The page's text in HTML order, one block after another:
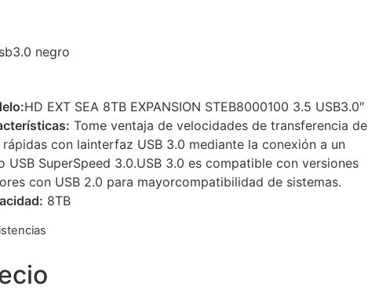
negro
HD EXT SEA 8TB EXPANSION STEB8000100 3.5 USB3.0″
Tome ventaja de velocidades de transferencia de
con lainterfaz USB 3.0 mediante la conexión a un
USB SuperSpeed 3.0.USB 3.0 es compatible con versiones
con USB 2.0 para mayorcompatibilidad de sistemas.
8TB